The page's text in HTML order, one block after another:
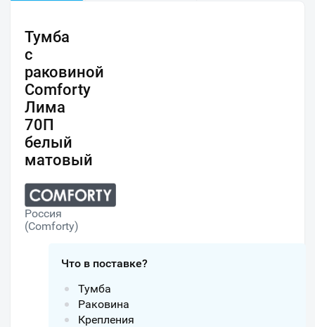
Тумба
с
раковиной
Comforty
Лима
70П
белый
матовый
Россия
(Comforty)
Что в поставке?
Тумба
Раковина
Крепления